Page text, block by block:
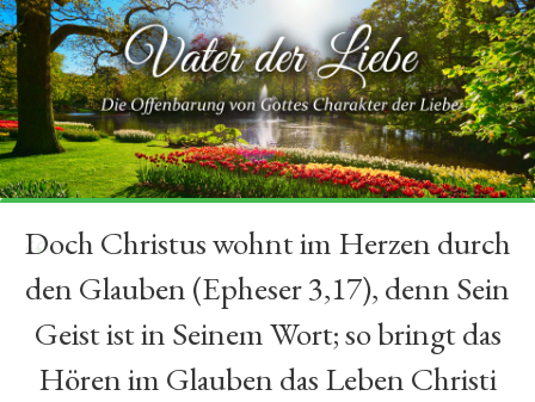
“
Doch Christus wohnt im Herzen durch
den Glauben (Epheser 3,17), denn Sein
Geist ist in Seinem Wort; so bringt das
Hören im Glauben das Leben Christi